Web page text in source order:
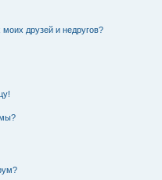
моих друзей и недругов?